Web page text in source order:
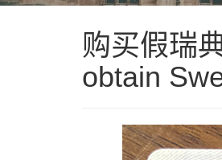
购买假瑞
obtain